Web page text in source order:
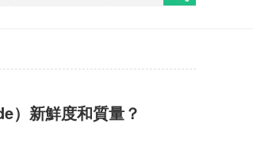
）新鮮度和質量？